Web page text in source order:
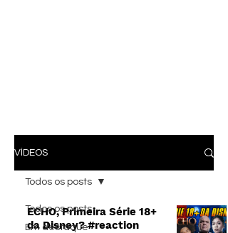
VÍDEOS
Todos os posts
Em destaque
Todos os posts
ECHO, Primeira Série 18+
da Disney? #reaction